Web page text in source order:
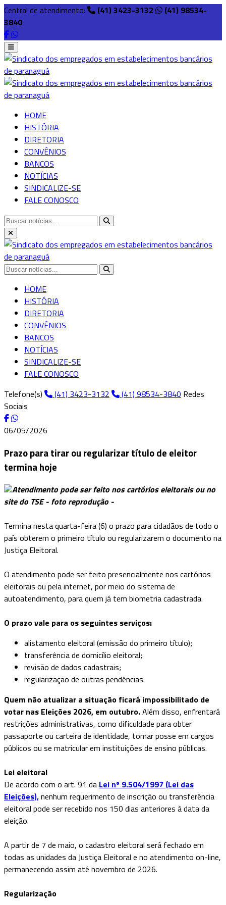
Central de atendimento: (41) 3423-3132
(41) 98534-
3840
HOME
HISTÓRIA
DIRETORIA
CONVÊNIOS
BANCOS
NOTÍCIAS
SINDICALIZE-SE
FALE CONOSCO
HOME
HISTÓRIA
DIRETORIA
CONVÊNIOS
BANCOS
NOTÍCIAS
SINDICALIZE-SE
FALE CONOSCO
Telefone(s)
(41) 3423-3132 (41) 98534-3840 Redes
Sociais
06/05/2026
Prazo para tirar ou regularizar título de eleitor
termina hoje
Atendimento pode ser feito nos cartórios eleitorais ou no
site do TSE - foto reprodução -
Termina nesta quarta-feira (6) o prazo para cidadãos de todo o
país obterem o primeiro título ou regularizarem o documento na
Justiça Eleitoral.
O atendimento pode ser feito presencialmente nos cartórios
eleitorais ou pela internet, por meio do sistema de
autoatendimento, para quem já tem biometria cadastrada.
O prazo vale para os seguintes serviços:
alistamento eleitoral (emissão do primeiro título);
transferência de domicílio eleitoral;
revisão de dados cadastrais;
regularização de outras pendências.
Quem não atualizar a situação ficará impossibilitado de
votar nas Eleições 2026, em outubro.Além disso, enfrentará
restrições administrativas, como dificuldade para obter
passaporte ou carteira de identidade, tomar posse em cargos
públicos ou se matricular em instituições de ensino públicas.
Lei eleitoral
De acordo com o art. 91 da Lei nº 9.504/1997 (Lei das
Eleições),nenhum requerimento de inscrição ou transferência
eleitoral pode ser recebido nos 150 dias anteriores à data da
eleição.
A partir de 7 de maio, o cadastro eleitoral será fechado em
todas as unidades da Justiça Eleitoral e no atendimento on-line,
permanecendo assim até novembro de 2026.
Regularização